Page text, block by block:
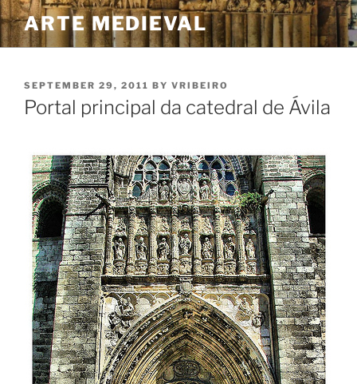
Skip
to
content
ARTE MEDIEVAL
POSTED
ON
SEPTEMBER 29, 2011 BY VRIBEIRO
Portal principal da catedral de Ávila